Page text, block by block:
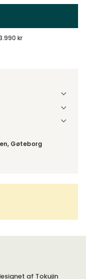
kr
Du vælger selv i
til din adresse –
bestilles
Gøteborg
af Tokujin